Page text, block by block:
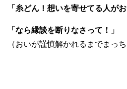
「糸どん！想いを寄せてる人が
「なら縁談を断りなさって！」
（おいが謹慎解かれるまでまっ